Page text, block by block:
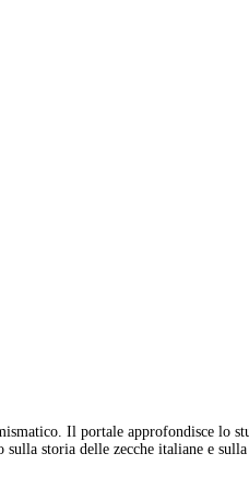
Il portale approfondisce lo
storia delle zecche italiane e